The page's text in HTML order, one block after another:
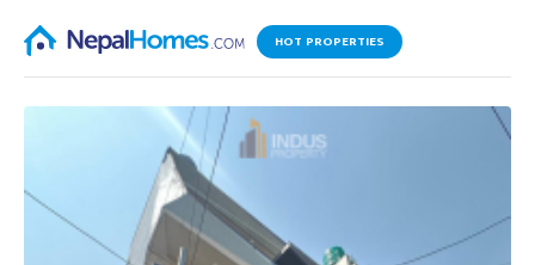
HOT PROPERTIES